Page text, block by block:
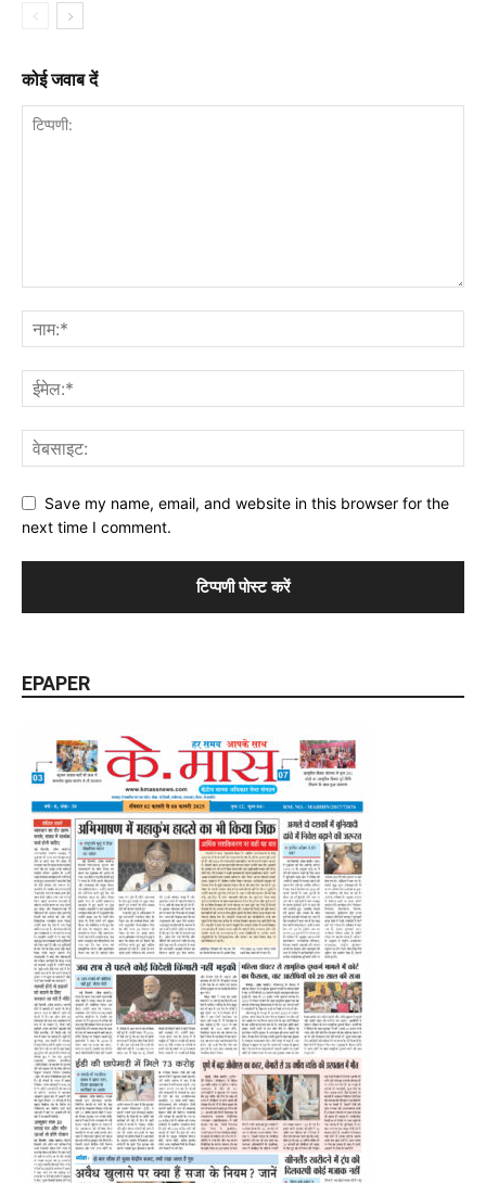
कोई जवाब दें
Save my name, email, and website in this browser for the
next time I comment.
EPAPER